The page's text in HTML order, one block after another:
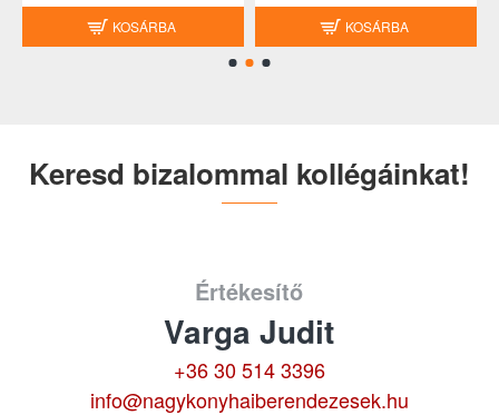
KOSÁRBA KOSÁRBA
Keresd bizalommal kollégáinkat!
Értékesítő
Varga Judit
+36 30 514 3396
info@nagykonyhaiberendezesek.hu